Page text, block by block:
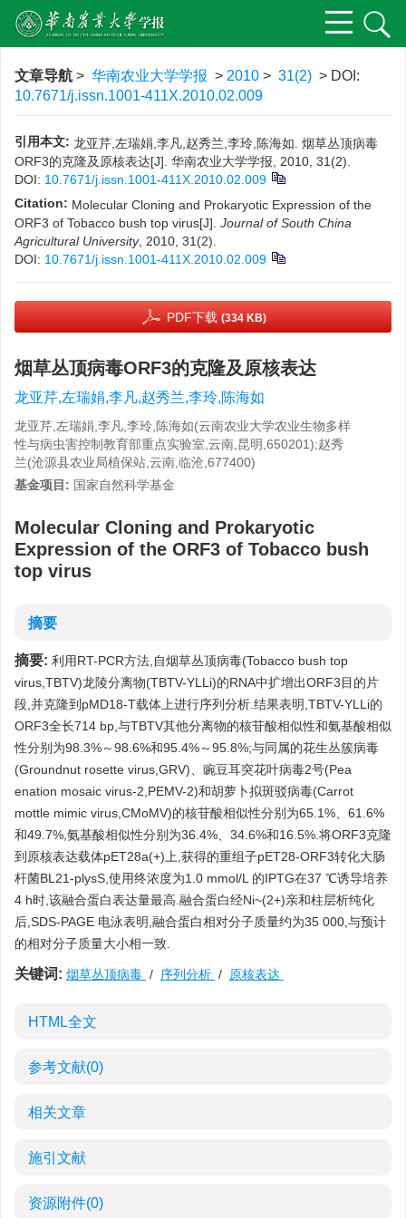
文章导航 > 华南农业大学学报 > 2010 > 31(2) > DOI:
10.7671/j.issn.1001-411X.2010.02.009
引用本文: 龙亚芹,左瑞娟,李凡,赵秀兰,李玲,陈海如. 烟草丛顶病毒
ORF3的克隆及原核表达[J]. 华南农业大学学报, 2010, 31(2).
DOI: 10.7671/j.issn.1001-411X.2010.02.009
Citation: Molecular Cloning and Prokaryotic Expression of the
ORF3 of Tobacco bush top virus[J]. Journal of South China
Agricultural University, 2010, 31(2).
DOI: 10.7671/j.issn.1001-411X.2010.02.009
PDF下载 (334 KB)
烟草丛顶病毒ORF3的克隆及原核表达
龙亚芹,左瑞娟,李凡,赵秀兰,李玲,陈海如
龙亚芹,左瑞娟,李凡,李玲,陈海如(云南农业大学农业生物多样
性与病虫害控制教育部重点实验室,云南,昆明,650201);赵秀
兰(沧源县农业局植保站,云南,临沧,677400)
基金项目: 国家自然科学基金
Molecular Cloning and Prokaryotic
Expression of the ORF3 of Tobacco bush
top virus
摘要
摘要: 利用RT-PCR方法,自烟草丛顶病毒(Tobacco bush top
virus,TBTV)龙陵分离物(TBTV-YLLi)的RNA中扩增出ORF3目的片
段,并克隆到pMD18-T载体上进行序列分析.结果表明,TBTV-YLLi的
ORF3全长714 bp,与TBTV其他分离物的核苷酸相似性和氨基酸相似
性分别为98.3%～98.6%和95.4%～95.8%;与同属的花生丛簇病毒
(Groundnut rosette virus,GRV)、豌豆耳突花叶病毒2号(Pea
enation mosaic virus-2,PEMV-2)和胡萝卜拟斑驳病毒(Carrot
mottle mimic virus,CMoMV)的核苷酸相似性分别为65.1%、61.6%
和49.7%,氨基酸相似性分别为36.4%、34.6%和16.5%.将ORF3克隆
到原核表达载体pET28a(+)上,获得的重组子pET28-ORF3转化大肠
杆菌BL21-plysS,使用终浓度为1.0 mmol/L 的IPTG在37 ℃诱导培养
4 h时,该融合蛋白表达量最高.融合蛋白经Ni~(2+)亲和柱层析纯化
后,SDS-PAGE 电泳表明,融合蛋白相对分子质量约为35 000,与预计
的相对分子质量大小相一致.
关键词: 烟草丛顶病毒 / 序列分析 / 原核表达
HTML全文
参考文献(0)
相关文章
施引文献
资源附件(0)